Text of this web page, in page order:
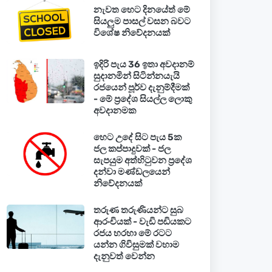
නැවත හෙට දිනයේත් මේ
සියලුම පාසල් වසන බවට
විශේෂ නිවේදනයක්
ඉදිරි පැය 36 ඉතා අවදානම්
සුදානමින් සිටින්නයැයි
රජයෙන් පූර්ව දැනුම්දීමක්
- මේ ප්‍රදේශ සියල්ල ලොකු
අවදානමක
හෙට උදේ සිට පැය 5ක
ජල කප්පාදුවක් - ජල
සැපයුම අත්හිටුවන ප්‍රදේශ
දන්වා මණ්ඩලයෙන්
නිවේදනයක්
තරුණ තරුණියන්ට සුබ
ආරංචියක් - වැඩි පඩියකට
රජය හරහා මේ රටට
යන්න ගිවිසුමක් වහාම
දැනුවත් වෙන්න